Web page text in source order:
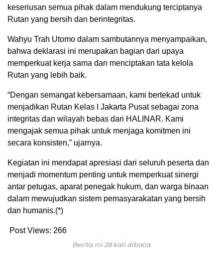
keseriusan semua pihak dalam mendukung terciptanya
Rutan yang bersih dan berintegritas.
Wahyu Trah Utomo dalam sambutannya menyampaikan,
bahwa deklarasi ini merupakan bagian dari upaya
memperkuat kerja sama dan menciptakan tata kelola
Rutan yang lebih baik.
“Dengan semangat kebersamaan, kami bertekad untuk
menjadikan Rutan Kelas I Jakarta Pusat sebagai zona
integritas dan wilayah bebas dari HALINAR. Kami
mengajak semua pihak untuk menjaga komitmen ini
secara konsisten,” ujarnya.
Kegiatan ini mendapat apresiasi dari seluruh peserta dan
menjadi momentum penting untuk memperkuat sinergi
antar petugas, aparat penegak hukum, dan warga binaan
dalam mewujudkan sistem pemasyarakatan yang bersih
dan humanis.(*)
Post Views: 266
Berita ini 28 kali dibaca